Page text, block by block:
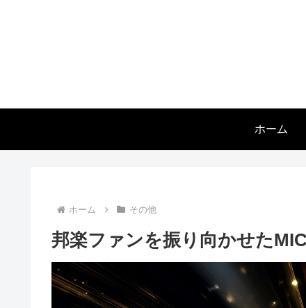
ホーム
ホーム その他
邦楽ファンを振り向かせた